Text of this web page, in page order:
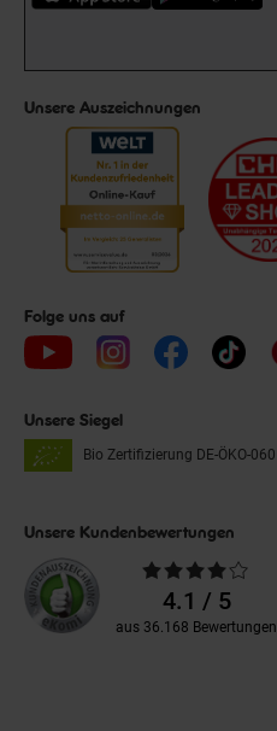
Unsere Auszeichnungen
Folge uns auf
Unsere Siegel
Bio Zertifizierung DE-ÖKO-060
Unsere Kundenbewertungen
Durchschnittliche
Bewertungen4.1 / 5
aus 36.168 Bewertungen